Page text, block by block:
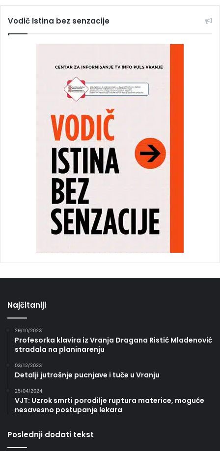
Vodič Istina bez senzacije
Najčitaniji
29/10/2023
Profesorka klavira iz Vranja Dragana Ristić Mladenović
stradala na planinarenju
03/12/2023
Detalji jutrošnje pucnjave i tuče u Vranju
25/04/2024
VJT: Uzrok smrti porodilje ruptura materice, moguće
nesavesno postupanje lekara
Poslednji dodati tekst